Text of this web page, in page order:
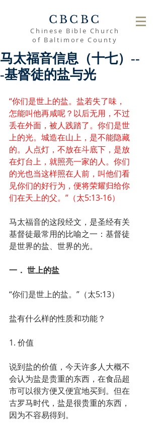
CBCBC
Chinese Bible Church
of Baltimore County
马太福音信息（十七）--
-基督徒的盐与光
“你们是世上的盐。盐若失了味，
怎能叫他再咸呢？以后无用，不过
丢在外面，被人践踏了。你们是世
上的光。城造在山上，是不能隐藏
的。人点灯，不放在斗底下，是放
在灯台上，就照亮一家的人。你们
的光也当这样照在人前，叫他们看
见你们的好行为，便将荣耀归给你
们在天上的父。”（太5:13-16）
马太福音的这段经文，是圣经有关
基督徒最常用的比喻之一：基督徒
是世界的盐、世界的光。
一． 世上的盐
“你们是世上的盐。”（太5:13）
盐有什么样的性质和功能？
1. 价值
说到盐的价值，今天许多人大概不
会认为盐是贵重的东西，在食品超
市可以很方便又便宜地买到。但在
古罗马时代，盐是很贵重的东西，
因为不容易得到。